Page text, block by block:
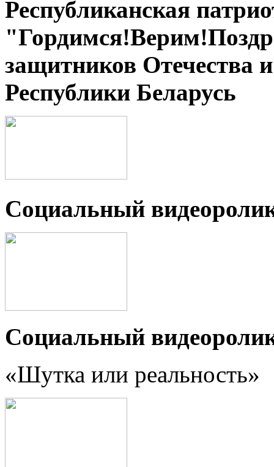
Республиканская
защитников Отечества
Республики Беларусь
Социальный
Социальный
«Шутка или реальность»